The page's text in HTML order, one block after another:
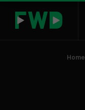
Home